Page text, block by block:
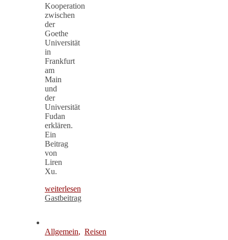
Kooperation
zwischen
der
Goethe
Universität
in
Frankfurt
am
Main
und
der
Universität
Fudan
erklären.
Ein
Beitrag
von
Liren
Xu.
weiterlesen
Gastbeitrag
Allgemein, Reisen